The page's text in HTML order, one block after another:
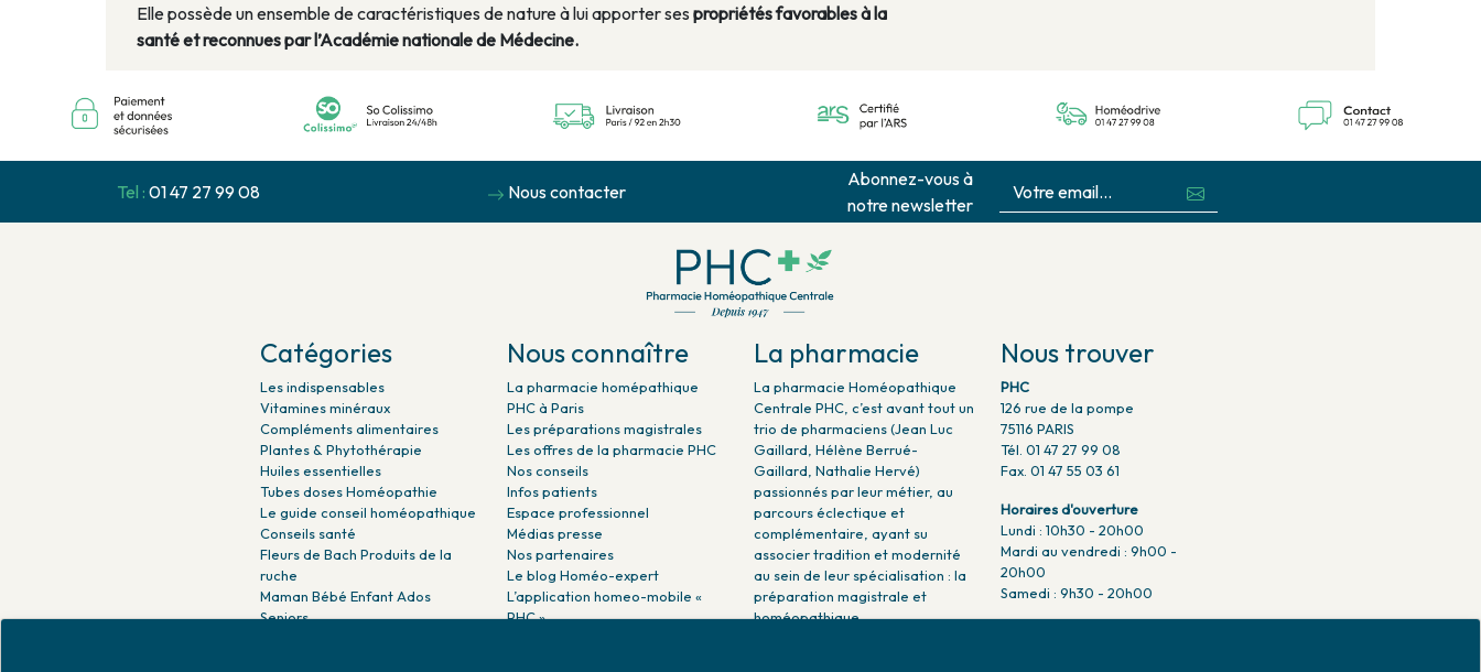
Elle possède un ensemble de caractéristiques de nature à lui apporter ses propriétés favorables à la
santé et reconnues par l’Académie nationale de Médecine.
Tel : 01 47 27 99 08 Nous contacter
Abonnez-vous à
notre newsletter
Catégories
Les indispensables
Vitamines minéraux
Compléments alimentaires
Plantes & Phytothérapie
Huiles essentielles
Tubes doses Homéopathie
Le guide conseil homéopathique
Conseils santé
Fleurs de Bach Produits de la
ruche
Maman Bébé Enfant Ados
Seniors
Nous connaître
La pharmacie homépathique
PHC à Paris
Les préparations magistrales
Les offres de la pharmacie PHC
Nos conseils
Infos patients
Espace professionnel
Médias presse
Nos partenaires
Le blog Homéo-expert
L’application homeo-mobile «
PHC »
La pharmacie
La pharmacie Homéopathique
Centrale PHC, c’est avant tout un
trio de pharmaciens (Jean Luc
Gaillard, Hélène Berrué-
Gaillard, Nathalie Hervé)
passionnés par leur métier, au
parcours éclectique et
complémentaire, ayant su
associer tradition et modernité
au sein de leur spécialisation : la
préparation magistrale et
homéopathique.
Nous trouver
PHC
126 rue de la pompe
75116 PARIS
Tél. 01 47 27 99 08
Fax. 01 47 55 03 61
Horaires d'ouverture
Lundi : 10h30 - 20h00
Mardi au vendredi : 9h00 -
20h00
Samedi : 9h30 - 20h00